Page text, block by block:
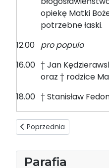
Parafia
opiekę Matki
potrzebne łaski.
12.00 pro populo
16.00 † Jan
oraz † rodzice
18.00 † Stanisław
Poprzednia strona:
Poprzednia